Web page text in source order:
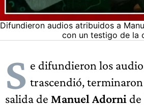
Difundieron audios atribuidos a
con un testigo de la
S e difundieron los
trascendió,
salida de Manuel Adorni